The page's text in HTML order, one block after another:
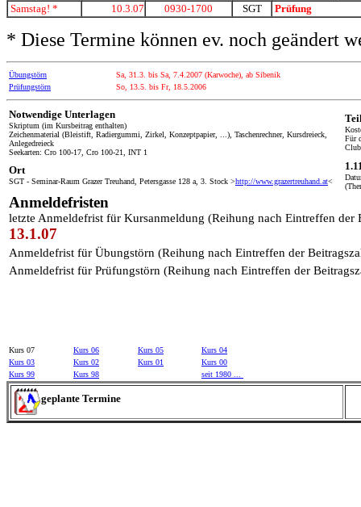
Samstag! *
10.3.07 0930-1700 SGT Prüfung
* Diese Termine können ev. noch geändert
Übungstörn
Sa, 31.3. bis Sa, 7.4.2007 (Karwoche), ab Sibenik
Prüfungstörn
So, 13.5. bis Fr, 18.5.2006
Notwendige Unterlagen
Skriptum (im Kursbeitrag enthalten)
Zeichenmaterial (Bleistift, Radiergummi, Zirkel, Konzeptpapier, ...), Taschenrechner, Kursdreieck,
Anlegedreieck
Seekarten: Cro 100-17, Cro 100-21, INT 1
Für
Ort
SGT - Seminar-Raum Grazer Treuhand, Petersgasse 128 a, 3. Stock >http://www.grazertreuhand.at<
Anmeldefristen
letzte Anmeldefrist für Kursanmeldung (Reihung nach Eintreffen der
13.1.07
Anmeldefrist für Übungstörn (Reihung nach Eintreffen der
Anmeldefrist für Prüfungstörn (Reihung nach Eintreffen der
Kurs 07 Kurs 06 Kurs 05
Kurs 04
Kurs 03
Kurs 02 Kurs 01
Kurs 00
Kurs 99
Kurs 98 seit 1980 ...
geplante Termine